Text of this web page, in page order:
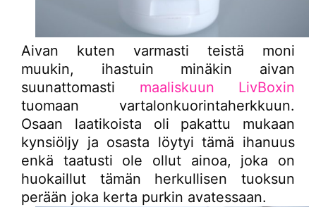
Aivan kuten varmasti teistä moni
muukin, ihastuin minäkin aivan
suunattomasti maaliskuun LivBoxin
tuomaan vartalonkuorintaherkkuun.
Osaan laatikoista oli pakattu mukaan
kynsiöljy ja osasta löytyi tämä ihanuus
enkä taatusti ole ollut ainoa, joka on
huokaillut tämän herkullisen tuoksun
perään joka kerta purkin avatessaan.